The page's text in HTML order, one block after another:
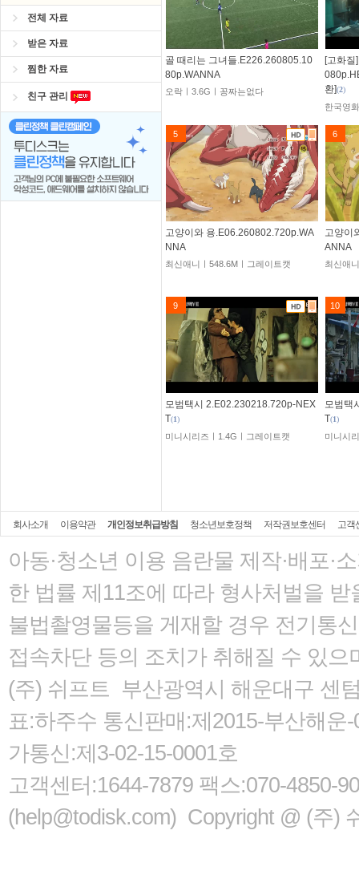
전체 자료
받은 자료
찜한 자료
친구 관리
골 때리는 그녀들.E226.260805.10
80p.WANNA
오락ㅣ3.6Gㅣ꽁짜는없다
[고화
환](2)
한국영
5
고양이와 용.E06.260802.720p.WA
NNA
최신애니ㅣ548.6Mㅣ그레이트캣
6
고양이
ANNA
최신애
9
모범택시 2.E02.230218.720p-NEX
T(1)
미니시리즈ㅣ1.4Gㅣ그레이트캣
10
모범택
T(1)
미니시
회사소개 이용약관 개인정보취급방침 청소년보호정책 저작권보호센터 고객
아동·청소년 이용 음란물 제작·배포·
한 법률 제11조에 따라 형사처벌을 받
불법촬영물등을 게재할 경우 전기통
접속차단 등의 조치가 취해질 수 있으
(주) 쉬프트 부산광역시 해운대구 센
표:하주수 통신판매:제2015-부산해
가통신:제3-02-15-0001호
고객센터:1644-7879 팩스:070-4850-
(help@todisk.com) Copyright @ (주)